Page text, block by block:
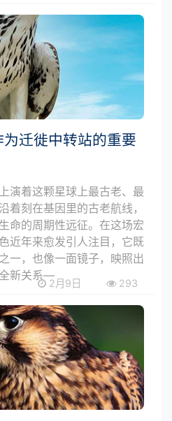
迁徙中转站的重要
演着这颗星球上最古老、最
着刻在基因里的古老航线，
命的周期性远征。在这场宏
近年来愈发引人注目，它既
一，也像一面镜子，映照出
新关系—
2月9日 293